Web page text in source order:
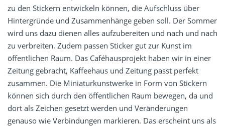
zu den Stickern entwickeln können, die Aufschluss über
Hintergründe und Zusammenhänge geben soll. Der Sommer
wird uns dazu dienen alles aufzubereiten und nach und nach
zu verbreiten. Zudem passen Sticker gut zur Kunst im
öffentlichen Raum. Das Caféhausprojekt haben wir in einer
Zeitung gebracht, Kaffeehaus und Zeitung passt perfekt
zusammen. Die Miniaturkunstwerke in Form von Stickern
können sich durch den öffentlichen Raum bewegen, da und
dort als Zeichen gesetzt werden und Veränderungen
genauso wie Verbindungen markieren. Das erscheint uns als